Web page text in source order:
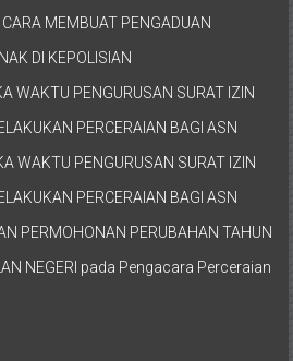
MEMBUAT PENGADUAN
DI KEPOLISIAN
WAKTU PENGURUSAN SURAT IZIN
PERCERAIAN BAGI ASN
WAKTU PENGURUSAN SURAT IZIN
PERCERAIAN BAGI ASN
PERMOHONAN PERUBAHAN TAHUN
NEGERI pada Pengacara Perceraian